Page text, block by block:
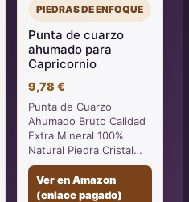
PIEDRAS DE ENFOQUE
Punta de cuarzo
ahumado para
Capricornio
9,78 €
Punta de Cuarzo
Ahumado Bruto Calidad
Extra Mineral 100%
Natural Piedra Cristal…
Ver en Amazon
(enlace pagado)